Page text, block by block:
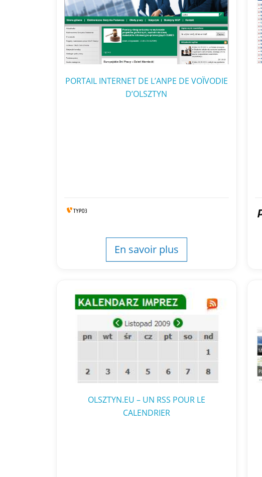
PORTAIL INTERNET DE L’ANPE DE VOÏVODIE
D’OLSZTYN
En savoir plus
OLSZTYN.EU – UN RSS POUR LE
CALENDRIER